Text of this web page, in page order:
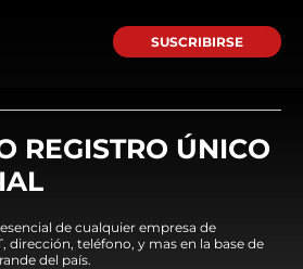
SUSCRIBIRSE
REGISTRO ÚNICO
de cualquier empresa de
dirección, teléfono, y mas en la base de
del país.